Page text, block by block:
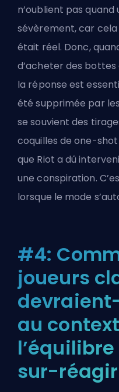
n’oublient pas
sévèrement, car cela
était réel. Donc,
d’acheter des
la réponse est
été supprimée par
se souvient des
coquilles de one-
que Riot a dû
une conspiration.
lorsque le mode
#4:
joueurs
au
l’équilibre
sur-réagir